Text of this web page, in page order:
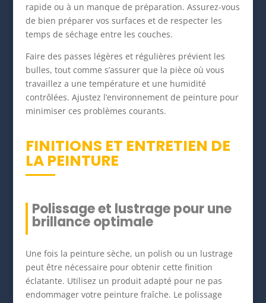
rapide ou à un manque de préparation. Assurez-vous
de bien préparer vos surfaces et de respecter les
temps de séchage entre les couches.
Faire des passes légères et régulières prévient les
bulles, tout comme s’assurer que la pièce où vous
travaillez a une température et une humidité
contrôlées. Ajustez l’environnement de peinture pour
minimiser ces problèmes courants.
FINITIONS ET ENTRETIEN DE
LA PEINTURE
Polissage et lustrage pour une
brillance optimale
Une fois la peinture sèche, un polish ou un lustrage
peut être nécessaire pour obtenir cette finition
éclatante. Utilisez un produit adapté pour ne pas
endommager votre peinture fraîche. Le polissage